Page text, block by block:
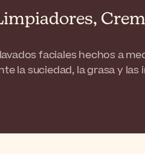
faciales hechos a
la suciedad, la grasa y